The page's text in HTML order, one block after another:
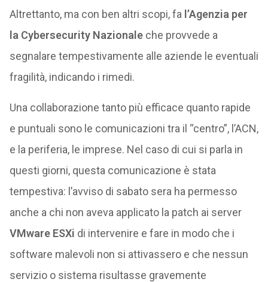
Altrettanto, ma con ben altri scopi, fa l’Agenzia per
la Cybersecurity Nazionaleche provvede a
segnalare tempestivamente alle aziende le eventuali
fragilità, indicando i rimedi.
Una collaborazione tanto più efficace quanto rapide
e puntuali sono le comunicazioni tra il “centro”, l’ACN,
e la periferia, le imprese. Nel caso di cui si parla in
questi giorni, questa comunicazione è stata
tempestiva: l’avviso di sabato sera ha permesso
anche a chi non aveva applicato la patch ai server
VMware ESXi di intervenire e fare in modo che i
software malevoli non si attivassero e che nessun
servizio o sistema risultasse gravemente